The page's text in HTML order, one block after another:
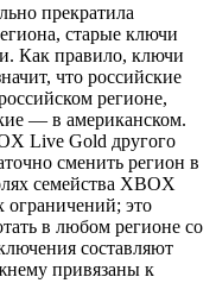
прекратила
старые ключи
Как правило, ключи
что российские
регионе,
— в американском.
Live Gold другого
сменить регион в
семейства XBOX
ограничений; это
в любом регионе со
составляют
привязаны к